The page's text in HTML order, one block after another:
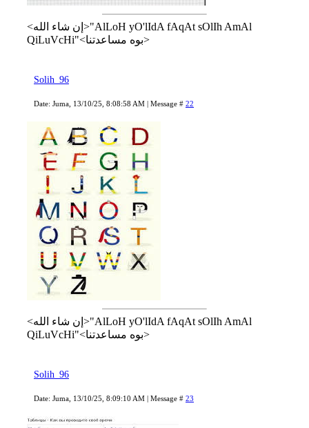
<إن شاء الله>"AlLoH yO'lIdA fAqAt sOlIh AmAl
QiLuVcHi"<بوه مساعدتنا>
Solih_96
Date: Juma, 13/10/25, 8:08:58 AM | Message # 22
<إن شاء الله>"AlLoH yO'lIdA fAqAt sOlIh AmAl
QiLuVcHi"<بوه مساعدتنا>
Solih_96
Date: Juma, 13/10/25, 8:09:10 AM | Message # 23